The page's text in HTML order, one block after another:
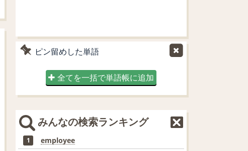
ピン留めした単語
全てを一括で単語帳に追加
みんなの検索ランキング
1 employee